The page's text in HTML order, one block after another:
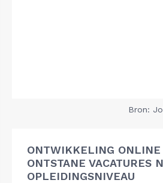
Bron:
ONTWIKKELING ONLINE
ONTSTANE VACATURES
OPLEIDINGSNIVEAU